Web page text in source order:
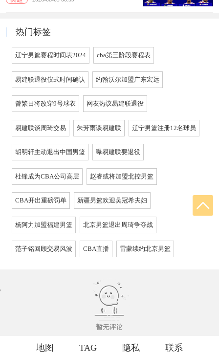
热门标签
辽宁男篮赛程时间表2024 cba第三阶段赛程表
易建联退役仪式时间确认 约翰沃尔加盟广东宏远
曾繁日将改穿9号球衣 网友热议易建联退役
易建联谈周琦交易 朱芳雨谈易建联 辽宁男篮注册12名球员
胡明轩主动退出中国男篮 曝易建联要退役
杜锋成为CBA公司高层 赵睿或将加盟北控男篮
CBA开出重磅罚单 新疆男篮欢迎吴冠希夫妇
杨阿力加盟福建男篮 北京男篮退出周琦争夺战
范子铭回顾交易风波 CBA直播 雷蒙续约北京男篮
地图 TAG 隐私 联系